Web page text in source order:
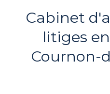
Cabinet
litiges
Cournon-